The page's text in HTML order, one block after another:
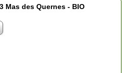
Mas des Quernes - BIO